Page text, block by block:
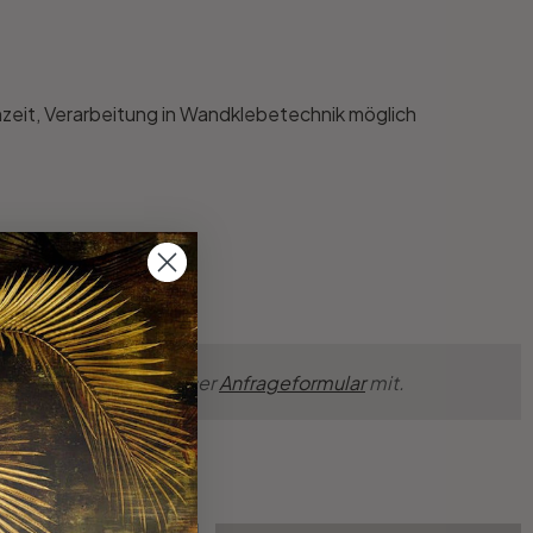
Verarbeitung in Wandklebetechnik möglich
einfach über unserAnfrageformularmit.